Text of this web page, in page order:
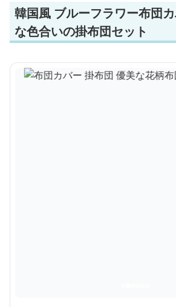
韓国風 ブルーフラワー布団
な色合いの掛布団セット